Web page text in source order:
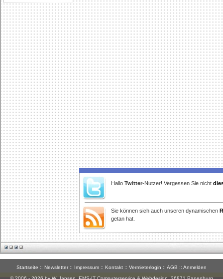
Hallo Twitter-Nutzer! Vergessen Sie nicht
Sie können sich auch unseren dynamischen
getan hat.
Startseite :: Newsletter :: Impressum :: Kontakt :: Vermieterlogin :: AGB :: Anmelden